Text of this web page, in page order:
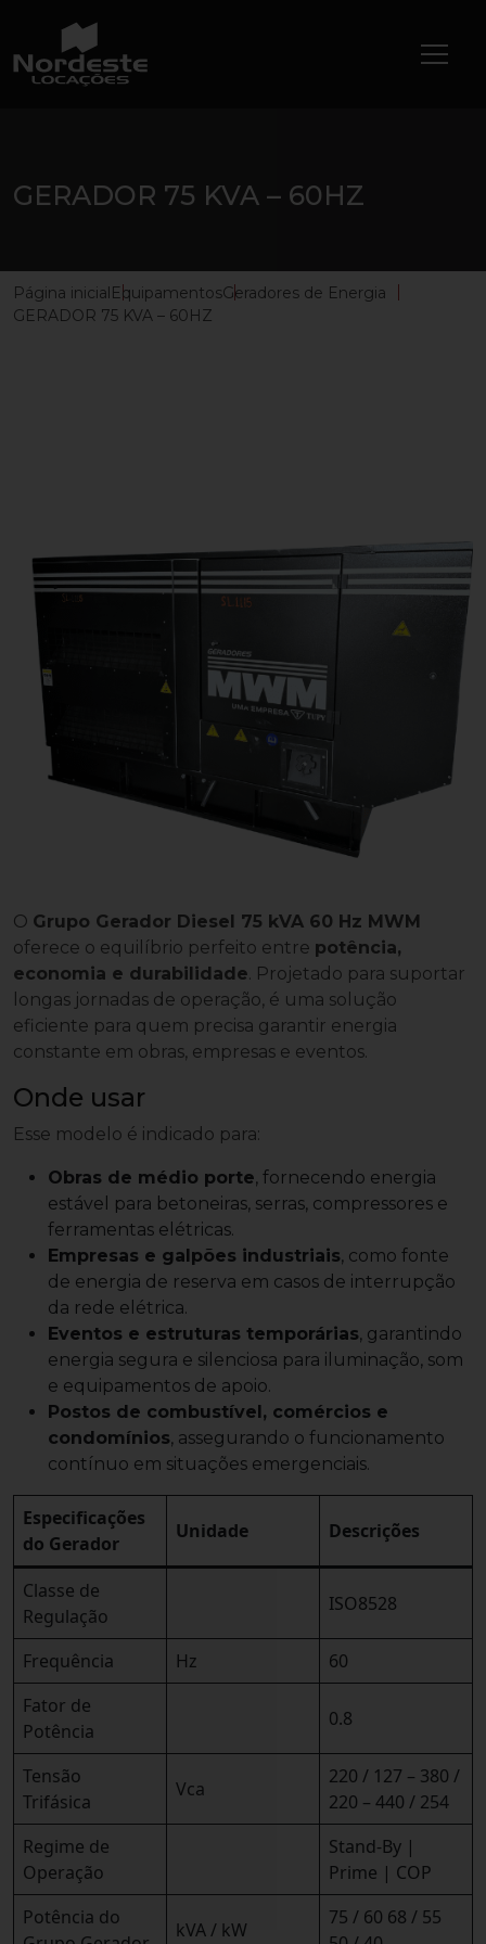
GERADOR 75 KVA – 60HZ
Página inicialEquipamentosGeradores de Energia
GERADOR 75 KVA – 60HZ
O Grupo Gerador Diesel 75 kVA 60 Hz MWM
oferece o equilíbrio perfeito entre potência,
economia e durabilidade. Projetado para suportar
longas jornadas de operação, é uma solução
eficiente para quem precisa garantir energia
constante em obras, empresas e eventos.
Onde usar
Esse modelo é indicado para:
Obras de médio porte, fornecendo energia
estável para betoneiras, serras, compressores e
ferramentas elétricas.
Empresas e galpões industriais, como fonte
de energia de reserva em casos de interrupção
da rede elétrica.
Eventos e estruturas temporárias, garantindo
energia segura e silenciosa para iluminação, som
e equipamentos de apoio.
Postos de combustível, comércios e
condomínios, assegurando o funcionamento
contínuo em situações emergenciais.
Especificações
do Gerador
Unidade Descrições
Classe de
Regulação
ISO8528
Frequência Hz
60
Fator de
Potência
0.8
Tensão
Trifásica
Vca
220 / 127 – 380 /
220 – 440 / 254
Regime de
Operação
Stand-By |
Prime | COP
Potência do
kVA / kW
75 / 60 68 / 55